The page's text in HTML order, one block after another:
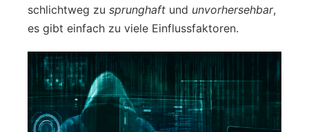
schlichtweg zu sprunghaft und unvorhersehbar,
es gibt einfach zu viele Einflussfaktoren.